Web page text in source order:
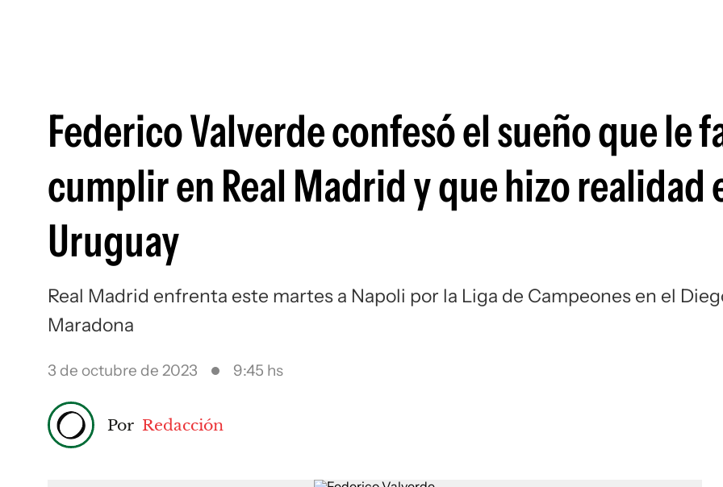
Federico Valverde confesó el sueño que le
cumplir en Real Madrid y que hizo realidad
Uruguay
Real Madrid enfrenta este martes a Napoli por la Liga de Campeones en el
Maradona
3 de octubre de 2023 9:45 hs
Por Redacción